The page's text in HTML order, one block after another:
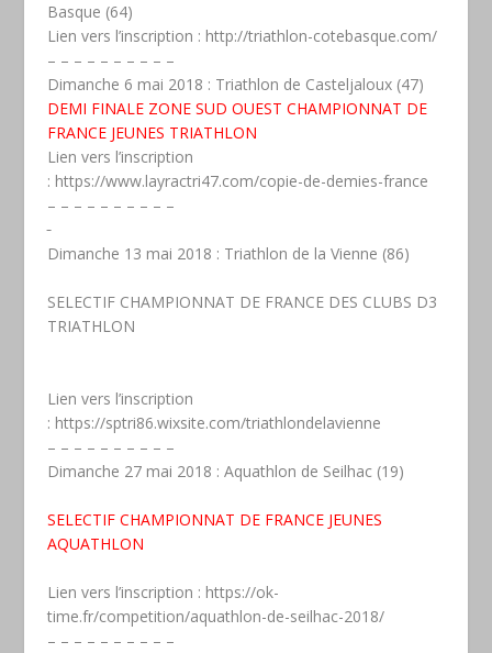
Basque (64)
Lien vers l’inscription : http://triathlon-cotebasque.com/
– – – – – – – – – –
Dimanche 6 mai 2018 : Triathlon de Casteljaloux (47)
DEMI FINALE ZONE SUD OUEST CHAMPIONNAT DE
FRANCE JEUNES TRIATHLON
Lien vers l’inscription
: https://www.layractri47.com/copie-de-demies-france
– – – – – – – – – –
Dimanche 13 mai 2018 : Triathlon de la Vienne (86)
SELECTIF CHAMPIONNAT DE FRANCE DES CLUBS D3
TRIATHLON
Lien vers l’inscription
: https://sptri86.wixsite.com/triathlondelavienne
– – – – – – – – – –
Dimanche 27 mai 2018 : Aquathlon de Seilhac (19)
SELECTIF CHAMPIONNAT DE FRANCE JEUNES
AQUATHLON
Lien vers l’inscription : https://ok-
time.fr/competition/aquathlon-de-seilhac-2018/
– – – – – – – – – –